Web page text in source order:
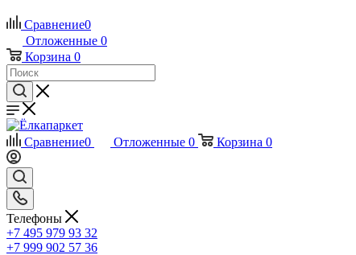
Сравнение0
Отложенные 0
Корзина 0
Сравнение0 Отложенные 0 Корзина 0
Телефоны
+7 495 979 93 32
+7 999 902 57 36